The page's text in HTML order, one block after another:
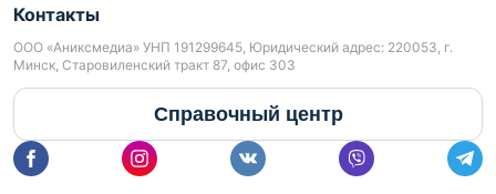
Контакты
ООО «Аниксмедиа» УНП 191299645, Юридический адрес: 220053, г.
Минск, Старовиленский тракт 87, офис 303
Справочный центр